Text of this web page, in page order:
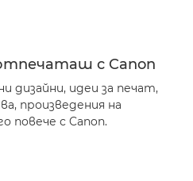
с Canon
дизайни, идеи за печат,
произведения на
повече с Canon.